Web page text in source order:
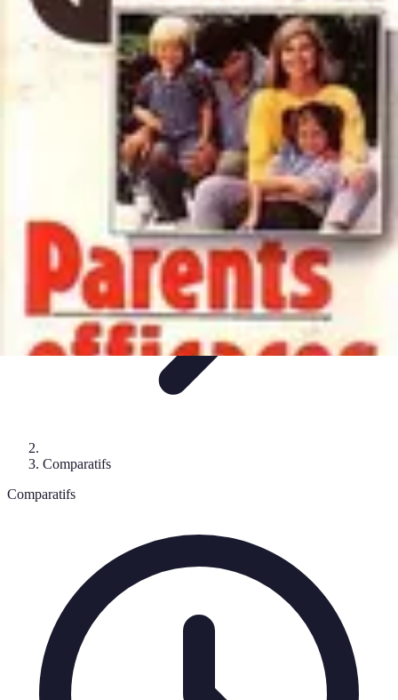
Système Irrigation
Installation
MaintenanceInnovations en irrigationInstallation et
Réglages
Entretien et Maintenance
Système Irrigation
Comparatifs
Comparatifs